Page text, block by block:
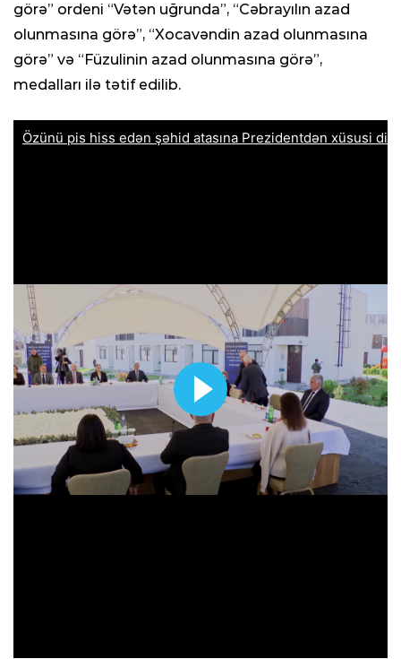
görə” ordeni “Vətən uğrunda”, “Cəbrayılın azad
olunmasına görə”, “Xocavəndin azad olunmasına
görə” və “Füzulinin azad olunmasına görə”,
medalları ilə tətif edilib.